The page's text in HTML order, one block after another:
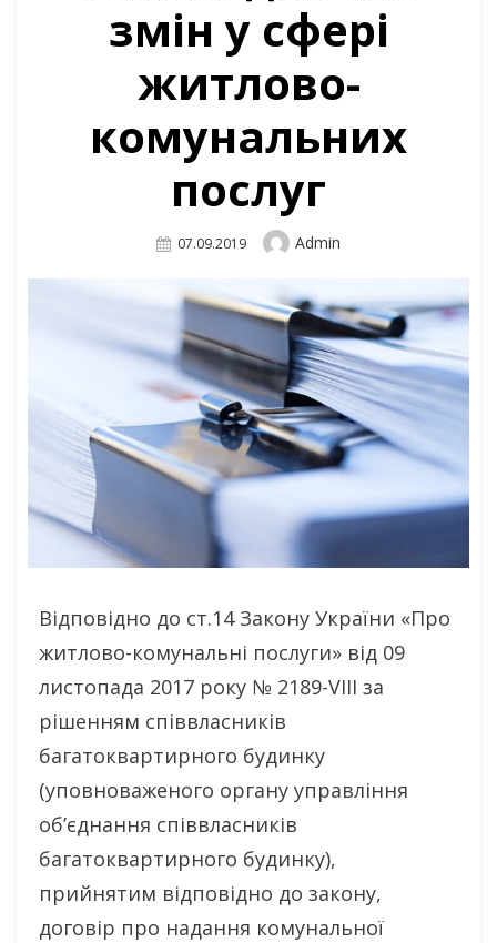
змін у сфері
житлово-
комунальних
послуг
Posted
07.09.2019 Author
Admin
Відповідно до ст.14 Закону України «Про
житлово-комунальні послуги» від 09
листопада 2017 року № 2189-VIII за
рішенням співвласників
багатоквартирного будинку
(уповноваженого органу управління
об’єднання співвласників
багатоквартирного будинку),
прийнятим відповідно до закону,
договір про надання комунальної